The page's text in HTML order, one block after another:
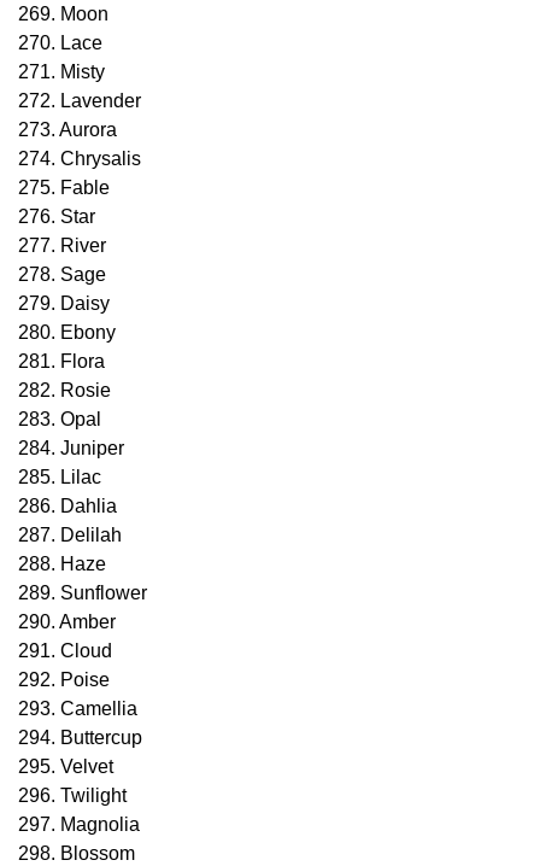
269. Moon
270. Lace
271. Misty
272. Lavender
273. Aurora
274. Chrysalis
275. Fable
276. Star
277. River
278. Sage
279. Daisy
280. Ebony
281. Flora
282. Rosie
283. Opal
284. Juniper
285. Lilac
286. Dahlia
287. Delilah
288. Haze
289. Sunflower
290. Amber
291. Cloud
292. Poise
293. Camellia
294. Buttercup
295. Velvet
296. Twilight
297. Magnolia
298. Blossom